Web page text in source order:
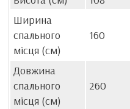
Ширина
спального
місця (см)
160
Довжина
спального
місця (см)
260